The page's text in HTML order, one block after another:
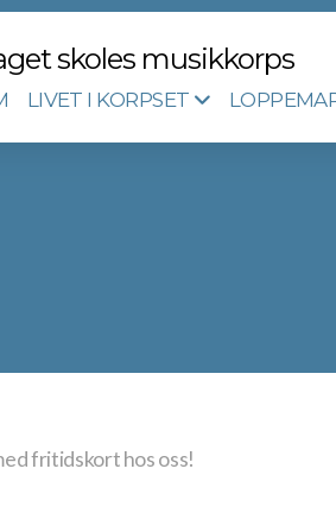
skoles musikkorps
LIVET I KORPSET
fritidskort hos oss!